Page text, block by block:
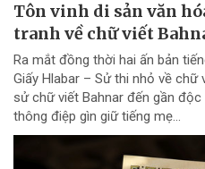
Tôn vinh di sản văn
tranh về chữ viết
Ra mắt đồng thời hai ấn bản
Giấy Hlabar – Sử thi nhỏ về
sử chữ viết Bahnar đến gần
thông điệp gìn giữ tiếng mẹ...